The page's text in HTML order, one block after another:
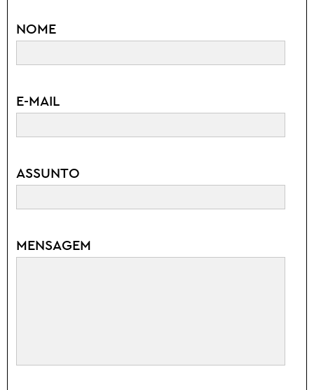
NOME
E-MAIL
ASSUNTO
MENSAGEM